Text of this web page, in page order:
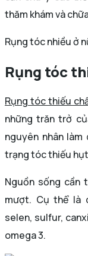
thăm khám và
Rụng tóc nhiều ở
Rụng tóc
Rụng tóc thiếu
những trăn trở
nguyên nhân
trạng tóc thiếu
Nguồn sống cần
mượt. Cụ thể là
selen, sulfur,
omega 3.